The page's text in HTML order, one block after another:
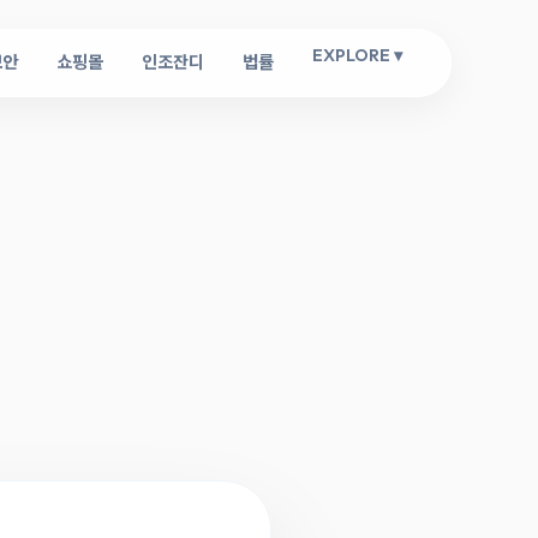
쇼핑몰 인조잔디 법률 EXPLORE ▾